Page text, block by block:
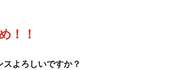
！！
よろしいですか？